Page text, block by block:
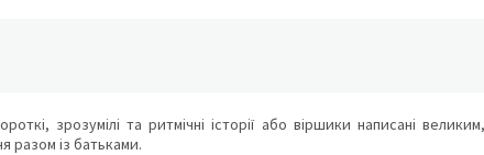
зрозумілі та ритмічні історії або віршики написані
разом із батьками.